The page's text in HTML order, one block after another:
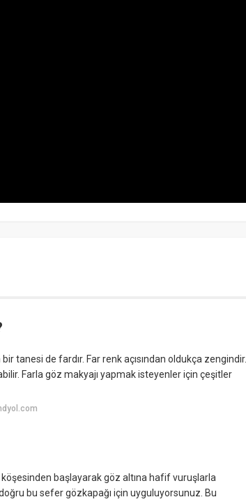
tanesi de fardır. Far renk açısından oldukça zengindir.
Farla göz makyajı yapmak isteyenler için çeşitler
başlayarak göz altına hafif vuruşlarla
bu sefer gözkapağı için uyguluyorsunuz. Bu